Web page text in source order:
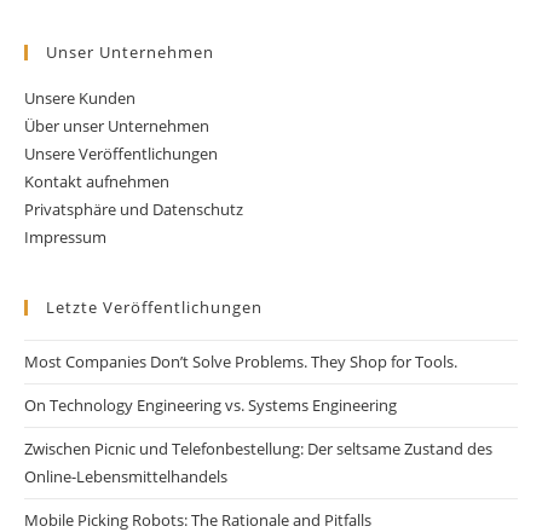
Unser Unternehmen
Unsere Kunden
Über unser Unternehmen
Unsere Veröffentlichungen
Kontakt aufnehmen
Privatsphäre und Datenschutz
Impressum
Letzte Veröffentlichungen
Most Companies Don’t Solve Problems. They Shop for Tools.
On Technology Engineering vs. Systems Engineering
Zwischen Picnic und Telefonbestellung: Der seltsame Zustand des
Online-Lebensmittelhandels
Mobile Picking Robots: The Rationale and Pitfalls